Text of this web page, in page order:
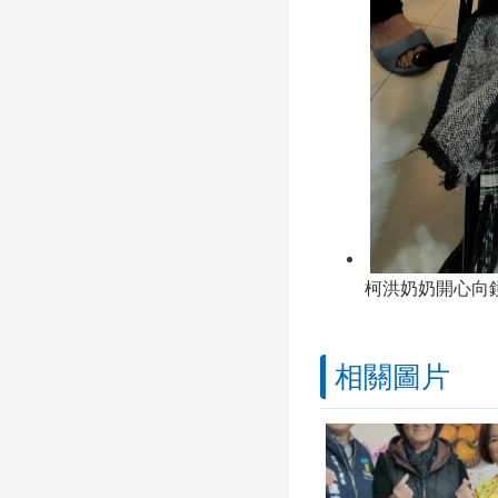
柯洪奶奶開心向
相關圖片